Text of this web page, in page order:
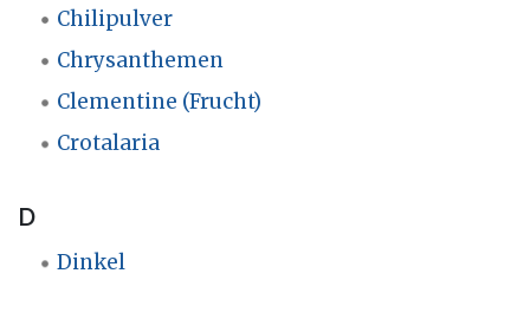
Chilipulver
Chrysanthemen
Clementine (Frucht)
Crotalaria
D
Dinkel